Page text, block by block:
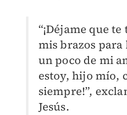
“¡Déjame que
mis brazos para
un poco de mi
estoy, hijo mío,
siempre!”,
Jesús.